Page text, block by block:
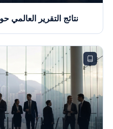
نتائج التقرير العالمي حول